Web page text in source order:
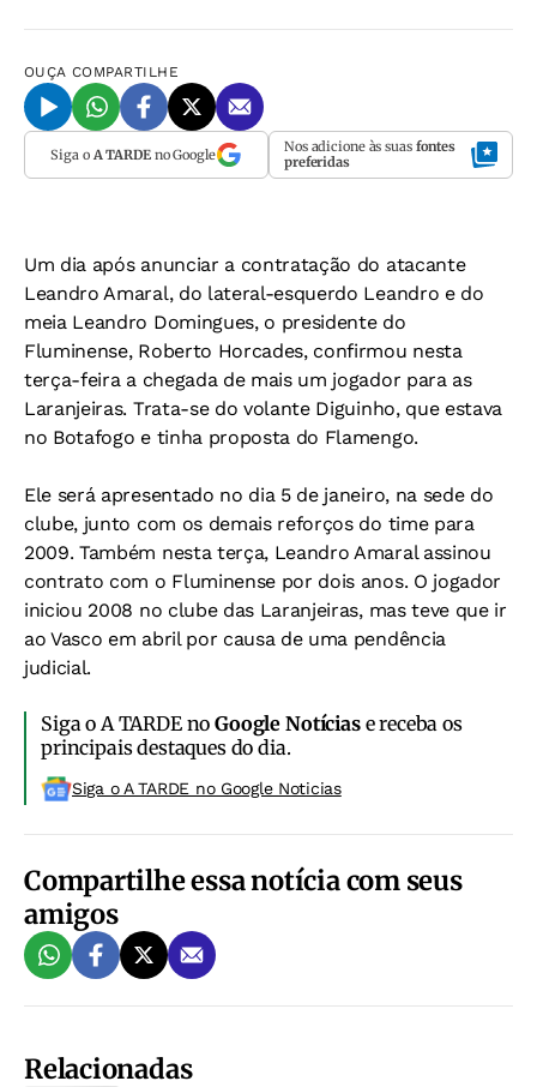
OUÇA COMPARTILHE
Siga o A TARDEno Google Nos adicione às suas fontes
preferidas
Um dia após anunciar a contratação do atacante
Leandro Amaral, do lateral-esquerdo Leandro e do
meia Leandro Domingues, o presidente do
Fluminense, Roberto Horcades, confirmou nesta
terça-feira a chegada de mais um jogador para as
Laranjeiras. Trata-se do volante Diguinho, que estava
no Botafogo e tinha proposta do Flamengo.
Ele será apresentado no dia 5 de janeiro, na sede do
clube, junto com os demais reforços do time para
2009. Também nesta terça, Leandro Amaral assinou
contrato com o Fluminense por dois anos. O jogador
iniciou 2008 no clube das Laranjeiras, mas teve que ir
ao Vasco em abril por causa de uma pendência
judicial.
Siga o A TARDE noGoogle Notíciase receba os
principais destaques do dia.
Siga o A TARDE no Google Noticias
Compartilhe essa notícia com seus
amigos
Relacionadas